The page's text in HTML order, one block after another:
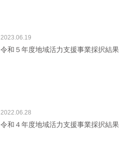
2023.06.19
令和５年度地域活力支援事業採択結果
2022.06.28
令和４年度地域活力支援事業採択結果